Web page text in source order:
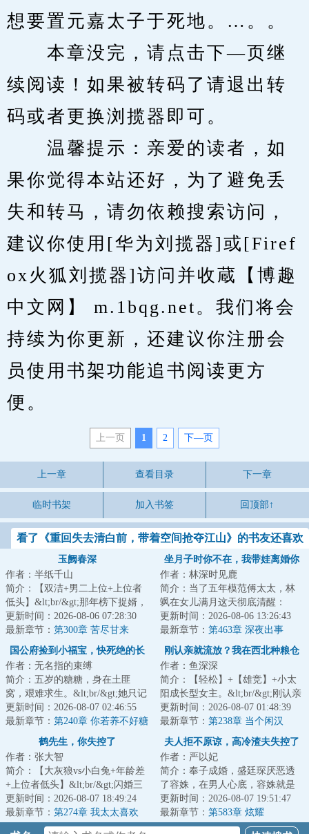
想要置元嘉太子于死地。…。。
本章没完，请点击下—页继
续阅读！如果被转码了请退出转
码或者更换浏揽器即可。
温馨提示：亲爱的读者，如
果你觉得本站还好，为了避免丢
失和转马，请勿依赖搜索访问，
建议你使用[华为刘揽器]或[Firef
ox火狐刘揽器]访问并收蔵【博趣
中文网】 m.1bqg.net。我们将会
持续为你更新，还建议你注册会
员使用书架功能追书阅读更方
便。
上一页 1 2 下—页
上一章 查看目录 下一章
临时书架 加入书签 回顶部↑
看了《重回失去清白前，带着空间抢夺江山》的书友还喜欢
看
玉阙春深
作者：半纸千山
简介：【双洁+男二上位+上位者
低头】&lt;br/&gt;那年榜下捉婿，
柳韫玉遥遥一指，点中了一无所
有的清贫书...
更新时间：2026-08-06 07:28:30
最新章节： 第300章 苦尽甘来
坐月子时你不在，我带娃离婚你
哭什么
作者：林深时见鹿
简介：当了五年模范傅太太，林
飒在女儿满月这天彻底清醒：
&lt;br/&gt;丈夫傅砚辞把极致呵护
全给了白月光...
更新时间：2026-08-06 13:26:43
最新章节： 第463章 深夜出事
国公府捡到小福宝，快死绝的长
房杀疯了
作者：无名指的束缚
简介：五岁的糖糖，身在土匪
窝，艰难求生。&lt;br/&gt;她只记
得爹娘和哥哥来接自己，所以一
直痴痴等待。&...
更新时间：2026-08-07 02:46:55
最新章节： 第240章 你若养不好糖
糖，不如朕亲自抚养
刚认亲就流放？我在西北种粮仓
作者：鱼深深
简介：【轻松】+【雄竞】+小太
阳成长型女主。&lt;br/&gt;刚认亲
成真千金就流放西北？姜六六直
呼老天爷你...
更新时间：2026-08-07 01:48:39
最新章节： 第238章 当个闲汉
鹤先生，你失控了
作者：张大智
简介：【大灰狼vs小白兔+年龄差
+上位者低头】&lt;br/&gt;闪婚三
个月，他们相敬如宾，从不越
界。&lt;br/&g...
更新时间：2026-08-07 18:49:24
最新章节： 第274章 我太太喜欢
夫人拒不原谅，高冷渣夫失控了
作者：严以妃
简介：奉子成婚，盛廷琛厌恶透
了容姝，在男人心底，容姝就是
一个心机深重，不择手段上位的
女人，看着她日...
更新时间：2026-08-07 19:51:47
最新章节： 第583章 炫耀